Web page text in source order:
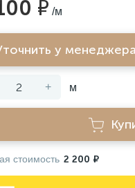
₽ /м
у менеджера
+ м
стоимость 2 200 ₽